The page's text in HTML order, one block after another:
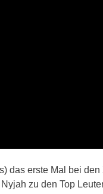
das erste Mal bei
zu den Top